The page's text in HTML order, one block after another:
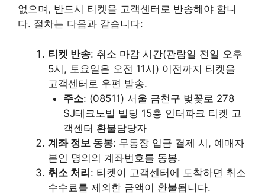
없으며, 반드시 티켓을 고객센터로 반송해야 합니
다. 절차는 다음과 같습니다:
티켓 반송: 취소 마감 시간(관람일 전일 오후
5시, 토요일은 오전 11시) 이전까지 티켓을
고객센터로 우편 발송.
주소: (08511) 서울 금천구 벚꽃로 278
SJ테크노빌 빌딩 15층 인터파크 티켓 고
객센터 환불담당자
계좌 정보 동봉: 무통장 입금 결제 시, 예매자
본인 명의의 계좌번호를 동봉.
취소 처리: 티켓이 고객센터에 도착하면 취소
수수료를 제외한 금액이 환불됩니다.